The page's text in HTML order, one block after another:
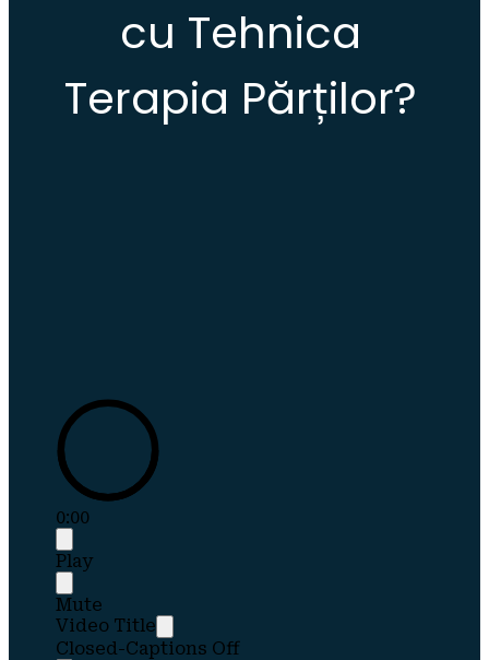
cu Tehnica
Terapia Părților?
0:00
Play
Mute
Video Title
Closed-Captions Off